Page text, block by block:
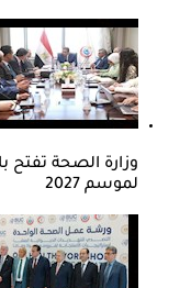
وزارة الصحة تفتح
لموسم 2027